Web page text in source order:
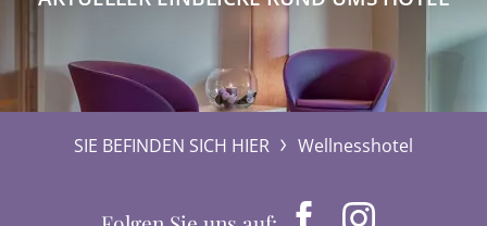
SIE BEFINDEN SICH HIER Wellnesshotel